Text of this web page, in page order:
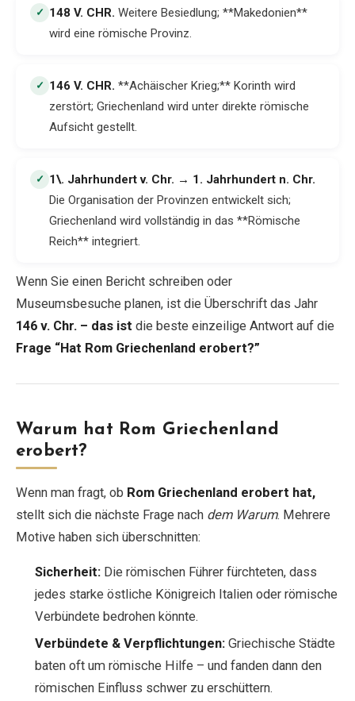
✓ 148 V. CHR. Weitere Besiedlung; **Makedonien**
wird eine römische Provinz.
✓ 146 V. CHR. **Achäischer Krieg;** Korinth wird
zerstört; Griechenland wird unter direkte römische
Aufsicht gestellt.
✓ 1\. Jahrhundert v. Chr. → 1. Jahrhundert n. Chr.
Die Organisation der Provinzen entwickelt sich;
Griechenland wird vollständig in das **Römische
Reich** integriert.
Wenn Sie einen Bericht schreiben oder
Museumsbesuche planen, ist die Überschrift das Jahr
146 v. Chr. – das ist die beste einzeilige Antwort auf die
Frage “Hat Rom Griechenland erobert?”
Warum hat Rom Griechenland
erobert?
Wenn man fragt, ob Rom Griechenland erobert hat,
stellt sich die nächste Frage nach dem Warum. Mehrere
Motive haben sich überschnitten:
Sicherheit: Die römischen Führer fürchteten, dass
jedes starke östliche Königreich Italien oder römische
Verbündete bedrohen könnte.
Verbündete & Verpflichtungen: Griechische Städte
baten oft um römische Hilfe – und fanden dann den
römischen Einfluss schwer zu erschüttern.